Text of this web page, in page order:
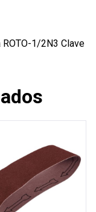
1/2N3 Clave